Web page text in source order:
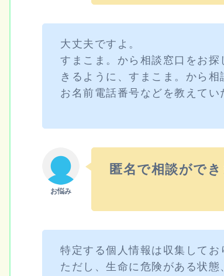
大丈夫ですよ。
すまこま。から相談窓口をお
きるように、すまこま。から
お名前電話番号などを教えてい
匿名で相談がで
特定する個人情報は収集してお
ただし、生命に危険がある状